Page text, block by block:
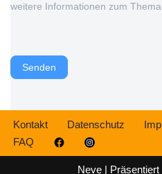
weitere Informationen zum
Senden
Kontakt Datenschutz
FAQ
Neve | Präsentiert